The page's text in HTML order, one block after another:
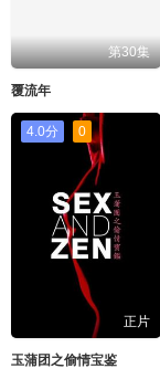
第30集
覆流年
4.0分 0
正片
玉蒲团之偷情宝鉴